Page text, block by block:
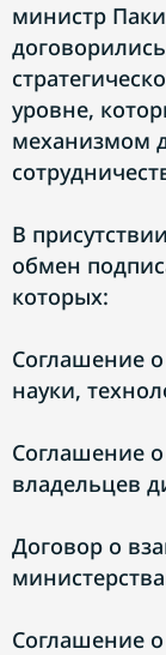
министр
уровне,
механизмом
В
обмен
которых:
Соглашение о
науки,
Соглашение
владельцев
Договор о
Соглашение